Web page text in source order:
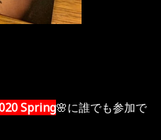
Spring🌸に誰でも参加で